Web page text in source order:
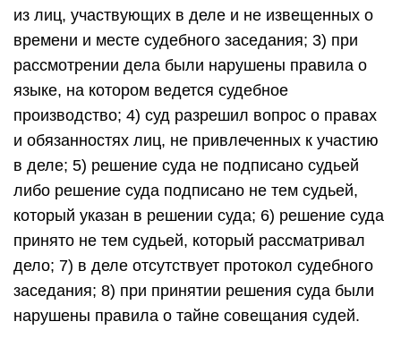
из лиц, участвующих в деле и не извещенных о
времени и месте судебного заседания; 3) при
рассмотрении дела были нарушены правила о
языке, на котором ведется судебное
производство; 4) суд разрешил вопрос о правах
и обязанностях лиц, не привлеченных к участию
в деле; 5) решение суда не подписано судьей
либо решение суда подписано не тем судьей,
который указан в решении суда; 6) решение суда
принято не тем судьей, который рассматривал
дело; 7) в деле отсутствует протокол судебного
заседания; 8) при принятии решения суда были
нарушены правила о тайне совещания судей.